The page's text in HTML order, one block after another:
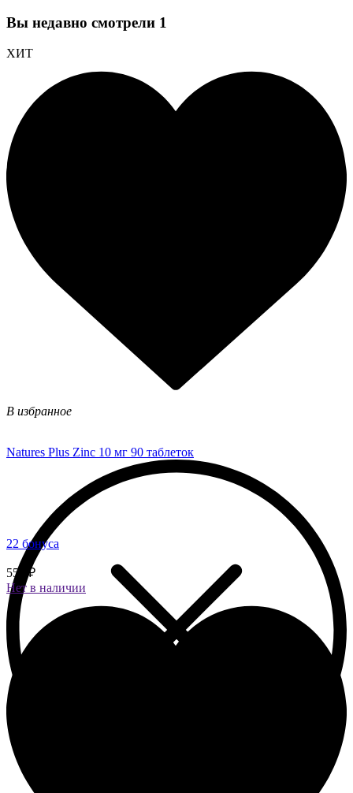
Вы недавно смотрели 1
ХИТ
В избранное
Natures Plus Zinc 10 мг 90 таблеток
22 бонуса
550 ₽
Нет в наличии